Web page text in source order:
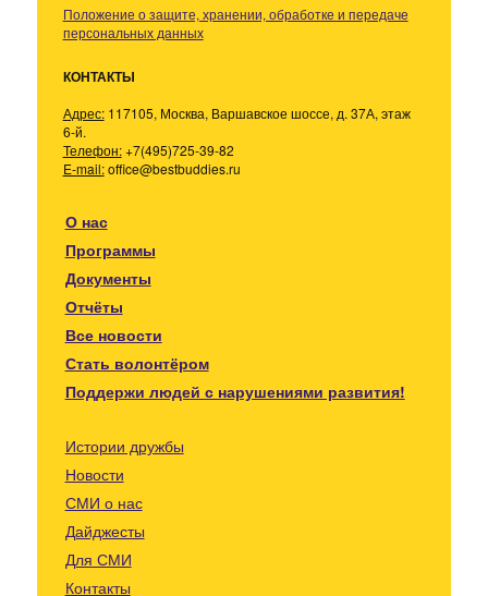
Положение о защите, хранении, обработке и передаче
персональных данных
КОНТАКТЫ
Адрес:117105, Москва, Варшавское шоссе, д. 37А, этаж
6-й.
Телефон:+7(495)725-39-82
E-mail:office@bestbuddies.ru
О нас
Программы
Документы
Отчёты
Все новости
Стать волонтёром
Поддержи людей с нарушениями развития!
Истории дружбы
Новости
СМИ о нас
Дайджесты
Для СМИ
Контакты